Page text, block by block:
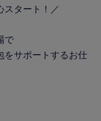
スタート！／
で
をサポートするお仕